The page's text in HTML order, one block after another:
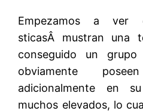
Empezamos a ver
sticasÂ mustran una
conseguido un
obviamente
adicionalmente en
muchos elevados, lo